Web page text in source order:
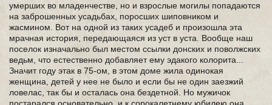
умерших во младенчестве, но и взрослые могилы попадаются
на заброшенных усадьбах, поросших шиповником и
жасмином. Вот на одной из таких усадеб и произошла эта
мрачная история, передающаяся из уст в уста. Вообще наш
поселок изначально был местом ссылки донских и поволжских
ведьм, что естественно добавляет ему эдакого колорита...
Значит году этак в 75-ом, в этом доме жила одинокая
женщина, детей у нее не было и если бы не один заезжий
ловелас, так бы и осталась она бездетной. Но мужичок